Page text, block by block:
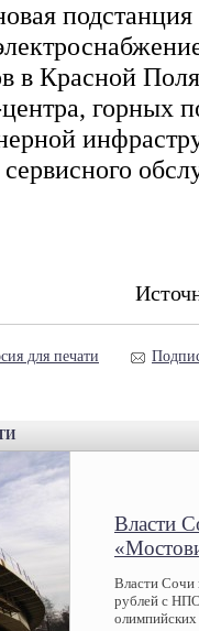
в Красной
горных
для печати
Власти
Власти Сочи
рублей с
олимпийских